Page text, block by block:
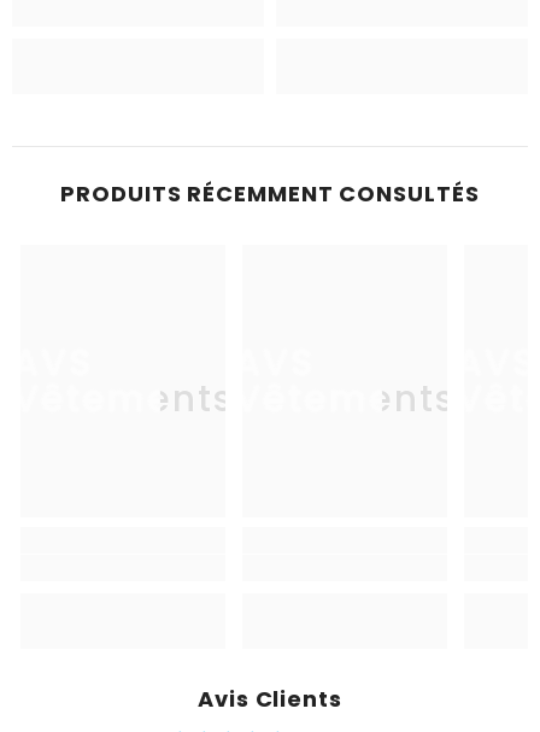
PRODUITS RÉCEMMENT CONSULTÉS
Vêtements Vêtements
Avis Clients